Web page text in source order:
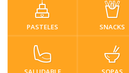
PASTELES SNACKS